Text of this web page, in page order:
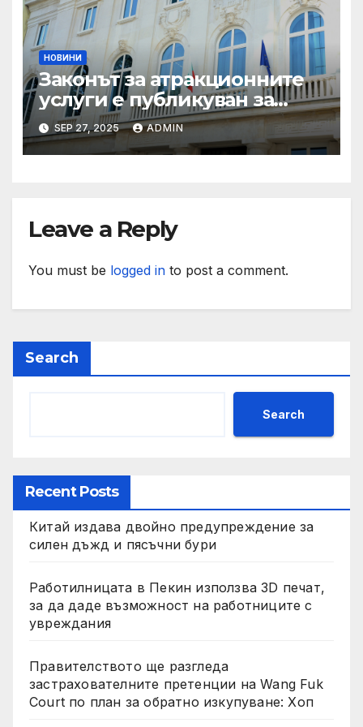
НОВИНИ
Законът за атракционните
услуги е публикуван за
обществено обсъждане
SEP 27, 2025 ADMIN
Leave a Reply
You must be logged in to post a comment.
Search
Search
Recent Posts
Китай издава двойно предупреждение за
силен дъжд и пясъчни бури
Работилницата в Пекин използва 3D печат,
за да даде възможност на работниците с
увреждания
Правителството ще разгледа
застрахователните претенции на Wang Fuk
Court по план за обратно изкупуване: Хоп